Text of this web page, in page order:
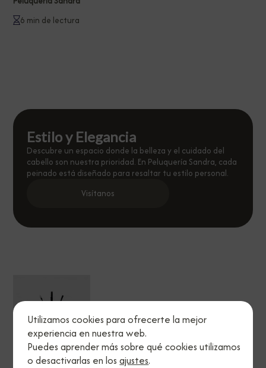
6 min de lectura
Estilo y Elegancia
Descubre un espacio donde la belleza y el cuidado del
cabello son nuestra prioridad. En Peluquería Sandra, cada
peinado está diseñado para resaltar tu estilo personal.
Visítanos
Utilizamos cookies para ofrecerte la mejor
experiencia en nuestra web.
Puedes aprender más sobre qué cookies utilizamos
o desactivarlas en losajustes.